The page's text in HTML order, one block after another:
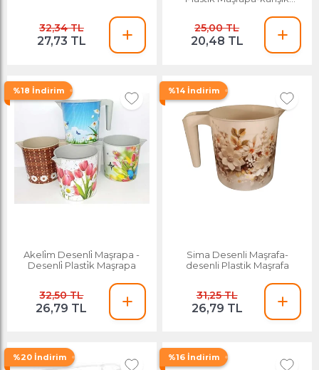
32,34 TL
27,73 TL
25,00 TL
20,48 TL
%18 İndirim
Akeli̇m Desenli̇ Maşrapa -
Desenli̇ Plasti̇k Maşrapa
32,50 TL
26,79 TL
%14 İndirim
Sima Desenli Maşrafa-
desenli Plastik Maşrafa
31,25 TL
26,79 TL
%20 İndirim %16 İndirim